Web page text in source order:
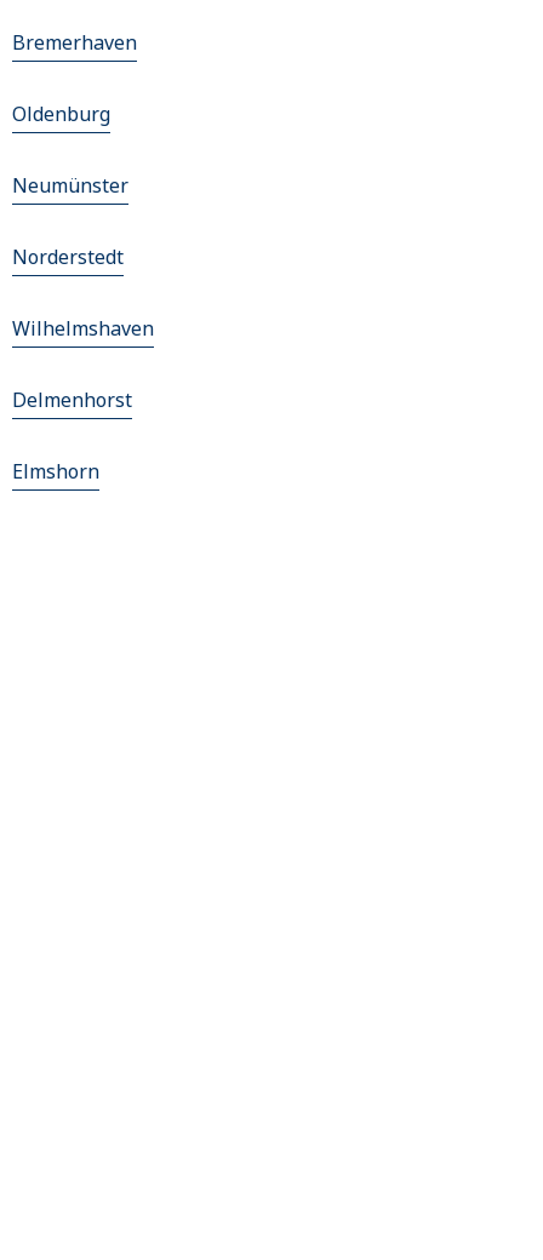
Bremerhaven
Oldenburg
Neumünster
Norderstedt
Wilhelmshaven
Delmenhorst
Elmshorn